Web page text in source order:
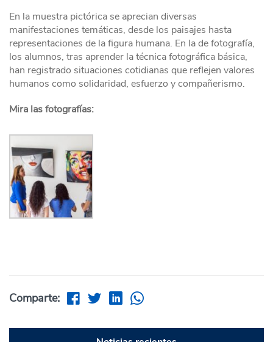
En la muestra pictórica se aprecian diversas
manifestaciones temáticas, desde los paisajes hasta
representaciones de la figura humana. En la de fotografía,
los alumnos, tras aprender la técnica fotográfica básica,
han registrado situaciones cotidianas que reflejen valores
humanos como solidaridad, esfuerzo y compañerismo.
Mira las fotografías:
Comparte: